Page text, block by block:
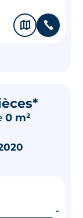
🗞 📞
0 m²
-